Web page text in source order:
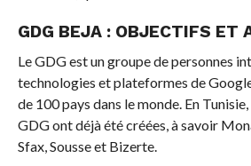
GDG BEJA : OBJECTIFS ET
Le GDG est un groupe de personnes
technologies et plateformes de
de 100 pays dans le monde. En
GDG ont déjà été créées, à savoir
Sfax, Sousse et Bizerte.